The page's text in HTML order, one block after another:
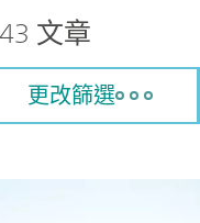
43 文章
更改篩選